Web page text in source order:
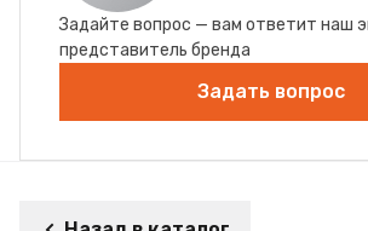
Задайте вопрос — вам ответит наш
представитель бренда
Задать вопрос